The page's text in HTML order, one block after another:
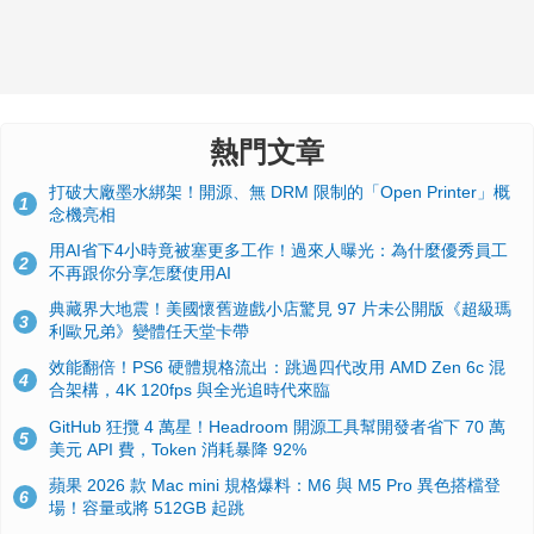
熱門文章
1
打破大廠墨水綁架！開源、無 DRM 限制的「Open Printer」概
念機亮相
2
用AI省下4小時竟被塞更多工作！過來人曝光：為什麼優秀員工
不再跟你分享怎麼使用AI
3
典藏界大地震！美國懷舊遊戲小店驚見 97 片未公開版《超級瑪
利歐兄弟》變體任天堂卡帶
4
效能翻倍！PS6 硬體規格流出：跳過四代改用 AMD Zen 6c 混
合架構，4K 120fps 與全光追時代來臨
5
GitHub 狂攬 4 萬星！Headroom 開源工具幫開發者省下 70 萬
美元 API 費，Token 消耗暴降 92%
6
蘋果 2026 款 Mac mini 規格爆料：M6 與 M5 Pro 異色搭檔登
場！容量或將 512GB 起跳